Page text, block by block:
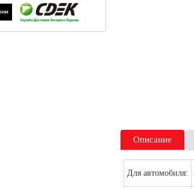
Описание
Для автомобиля: